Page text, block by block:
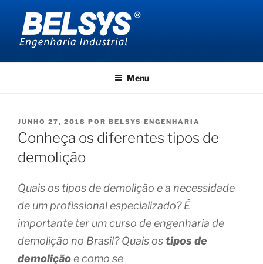
conteúdo
BELSYS ENGENHARIA
Menu
PUBLICADO
EM
JUNHO 27, 2018 POR BELSYS ENGENHARIA
Conheça os diferentes tipos de
demolição
Quais os tipos de demolição e a necessidade
de um profissional especializado?É
importante ter um curso de engenharia de
demolição no Brasil?Quais os tipos de
demoliçãoe como se